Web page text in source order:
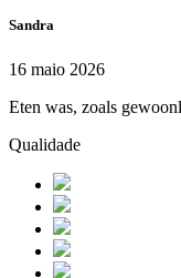
Sandra
16 maio 2026
Eten was, zoals
Qualidade